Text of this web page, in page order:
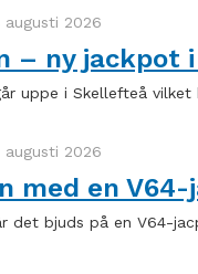
augusti 2026
– ny jackpot
uppe i Skellefteå
augusti 2026
med en
det bjuds på en V64-